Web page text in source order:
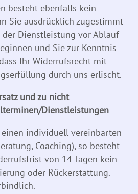
besteht ebenfalls kein
Sie ausdrücklich zugestimmt
Dienstleistung vor Ablauf
und Sie zur Kenntnis
Ihr Widerrufsrecht mit
durch uns erlischt.
und zu nicht
Dienstleistungen
individuell vereinbarten
Coaching), so besteht
von 14 Tagen kein
oder Rückerstattung.